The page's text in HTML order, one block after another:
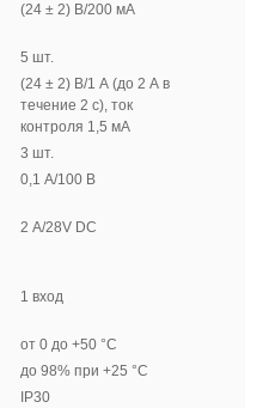
(24 ± 2) В/200 мА
5 шт.
(24 ± 2) В/1 А (до 2 А в
течение 2 с), ток
контроля 1,5 мА
3 шт.
0,1 А/100 В
2 А/28V DC
1 вход
от 0 до +50 °C
до 98% при +25 °C
IР30